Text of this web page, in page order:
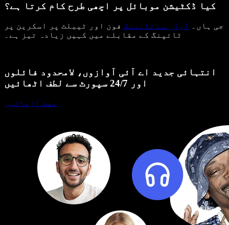
کیا ڈکٹیشن موبائل پر اچھی طرح کام کرتا ہے؟
جی ہاں۔ آواز سے ٹائپنگ فون اور ٹیبلٹ پر اسکرین پر
ٹائپنگ کے مقابلے میں کہیں زیادہ تیز ہے۔
انتہائی جدید اے آئی آوازوں، لامحدود فائلوں
اور 24/7 سپورٹ سے لطف اٹھائیں
مفت آزمائیں